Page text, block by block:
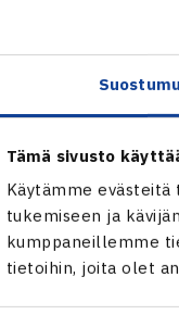
Tämä sivusto
Käytämme evästeitä
tukemiseen ja
kumppaneillemme
tietoihin, joita olet